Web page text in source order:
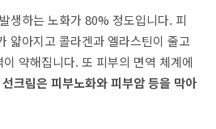
생하는 노화가 80% 정도입니다. 피
얇아지고 콜라겐과 엘라스틴이 줄고
약해집니다. 또 피부의 면역 체계에
선크림은 피부노화와 피부암 등을 막아